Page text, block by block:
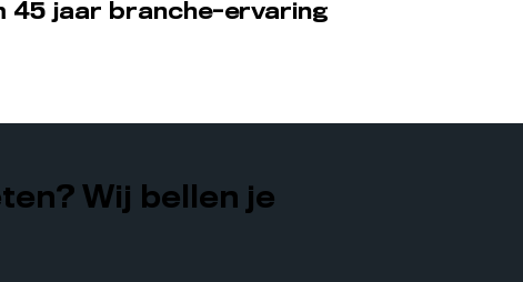
45 jaar branche-ervaring
Wij bellen je